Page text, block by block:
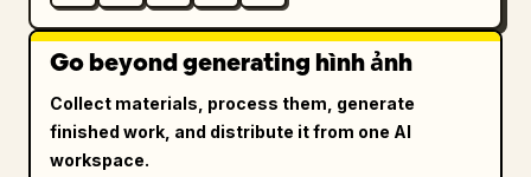
Go beyond generating hình ảnh
Collect materials, process them, generate
finished work, and distribute it from one AI
workspace.